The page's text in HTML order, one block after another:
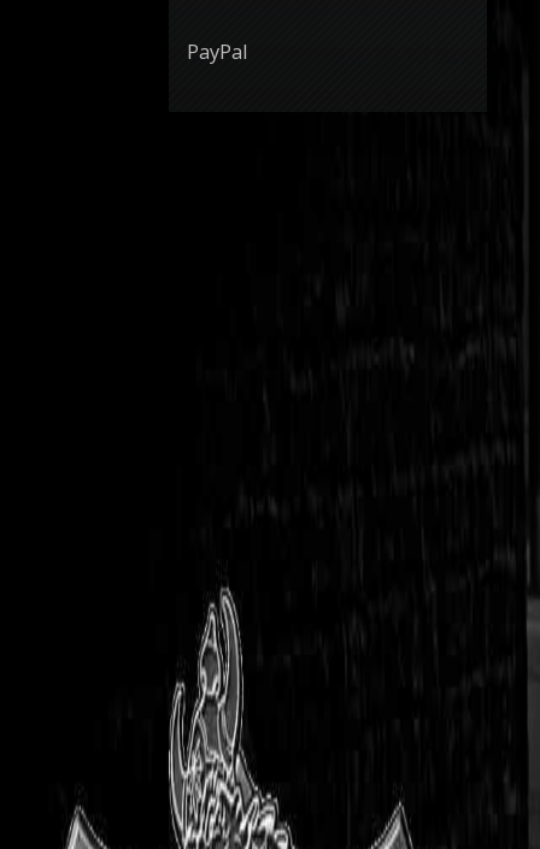
PayPal